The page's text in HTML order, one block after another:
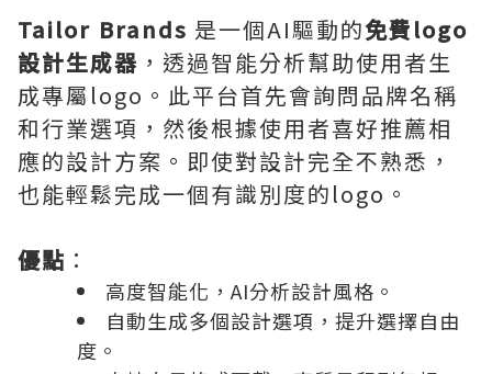
Tailor Brands 是一個AI驅動的免費logo
設計生成器 ，透過智能分析幫助使用者生
成專屬logo。此平台首先會詢問品牌名稱
和行業選項，然後根據使用者喜好推薦相
應的設計方案。即使對設計完全不熟悉，
也能輕鬆完成一個有識別度的logo。
優點 ：
高度智能化，AI分析設計風格。
自動生成多個設計選項，提升選擇自由
度。